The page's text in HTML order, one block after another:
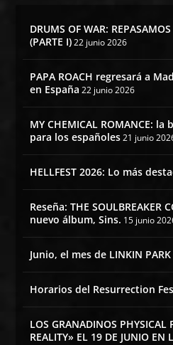
DRUMS OF WAR:
(PARTE I) 22 junio 2026
PAPA ROACH regresará a
en España 22 junio 2026
MY CHEMICAL ROMANCE:
para los españoles 21 junio
HELLFEST 2026: Lo más
Reseña: THE SOULBREAKER
nuevo álbum, Sins. 15 junio
Junio, el mes de LINKIN PARK
Horarios del Resurrection
LOS GRANADINOS PHYSICAL
REALITY» EL 19 DE JUNIO EN